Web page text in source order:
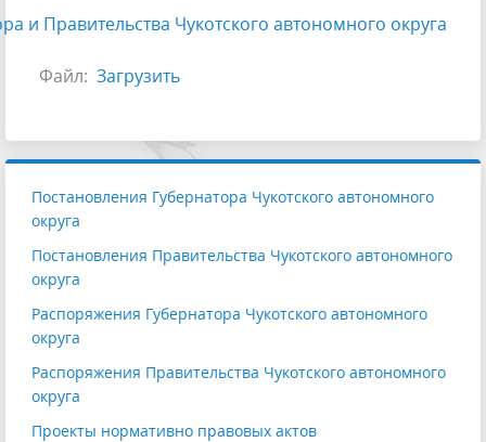
и Правительства Чукотского автономного округа
Файл: Загрузить
Постановления Губернатора Чукотского автономного
округа
Постановления Правительства Чукотского автономного
округа
Распоряжения Губернатора Чукотского автономного
округа
Распоряжения Правительства Чукотского автономного
округа
Проекты нормативно правовых актов